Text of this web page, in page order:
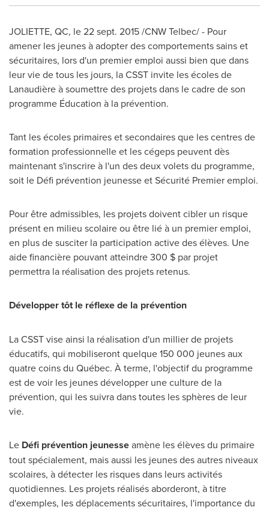
JOLIETTE, QC, le22 sept. 2015/CNW Telbec/ - Pour
amener les jeunes à adopter des comportements sains et
sécuritaires, lors d'un premier emploi aussi bien que dans
leur vie de tous les jours, la CSST invite les écoles de
Lanaudière à soumettre des projets dans le cadre de son
programme Éducation à la prévention.
Tant les écoles primaires et secondaires que les centres de
formation professionnelle et les cégeps peuvent dès
maintenant s'inscrire à l'un des deux volets du programme,
soit le Défi prévention jeunesse et Sécurité Premier emploi.
Pour être admissibles, les projets doivent cibler un risque
présent en milieu scolaire ou être lié à un premier emploi,
en plus de susciter la participation active des élèves. Une
aide financière pouvant atteindre 300 $ par projet
permettra la réalisation des projets retenus.
Développer tôt le réflexe de la prévention
La CSST vise ainsi la réalisation d'un millier de projets
éducatifs, qui mobiliseront quelque 150 000 jeunes aux
quatre coins du Québec. À terme, l'objectif du programme
est de voir les jeunes développer une culture de la
prévention, qui les suivra dans toutes les sphères de leur
vie.
Le Défi prévention jeunesseamène les élèves du primaire
tout spécialement, mais aussi les jeunes des autres niveaux
scolaires, à détecter les risques dans leurs activités
quotidiennes. Les projets réalisés aborderont, à titre
d'exemples, les déplacements sécuritaires, l'importance du